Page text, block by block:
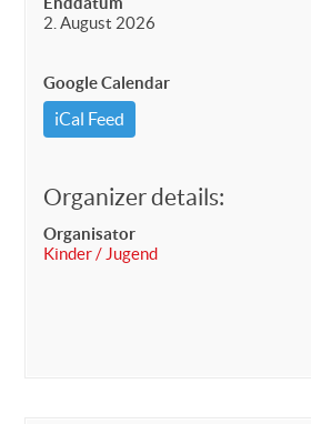
2. August 2026
Google Calendar
iCal Feed
Organizer details:
Organisator
Kinder / Jugend